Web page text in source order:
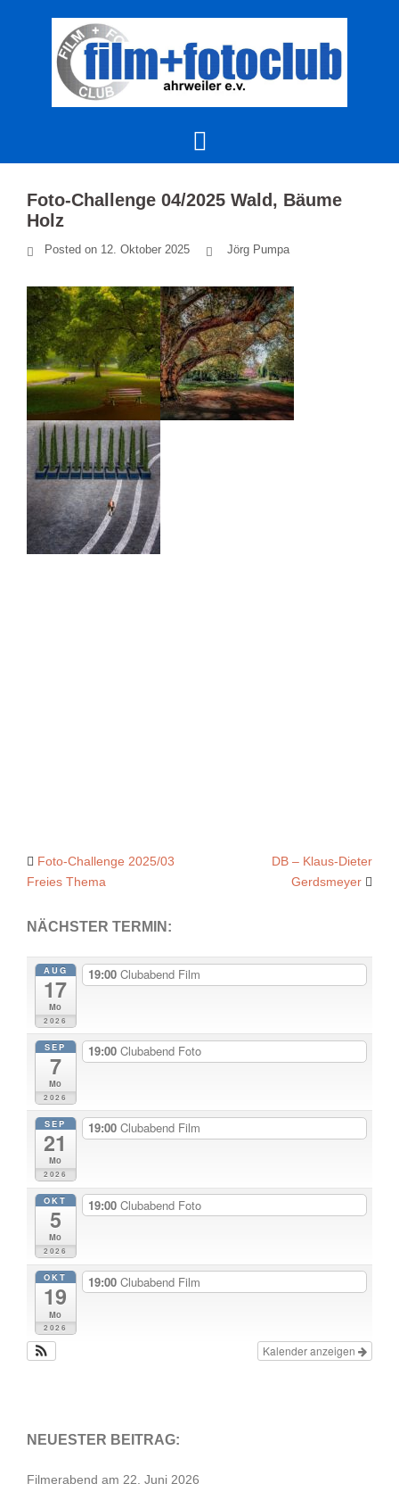
Foto-Challenge 04/2025 Wald, Bäume
Holz
Posted on 12. Oktober 2025 Jörg Pumpa
Post
navigation
Foto-Challenge 2025/03
Freies Thema
DB – Klaus-Dieter
Gerdsmeyer
NÄCHSTER TERMIN:
AUG
17
Mo
2026
19:00 Clubabend Film
SEP
7
Mo
2026
19:00 Clubabend Foto
SEP
21
Mo
2026
19:00 Clubabend Film
OKT
5
Mo
2026
19:00 Clubabend Foto
OKT
19
Mo
2026
19:00 Clubabend Film
Kalender anzeigen
NEUESTER BEITRAG:
Filmerabend am 22. Juni 2026